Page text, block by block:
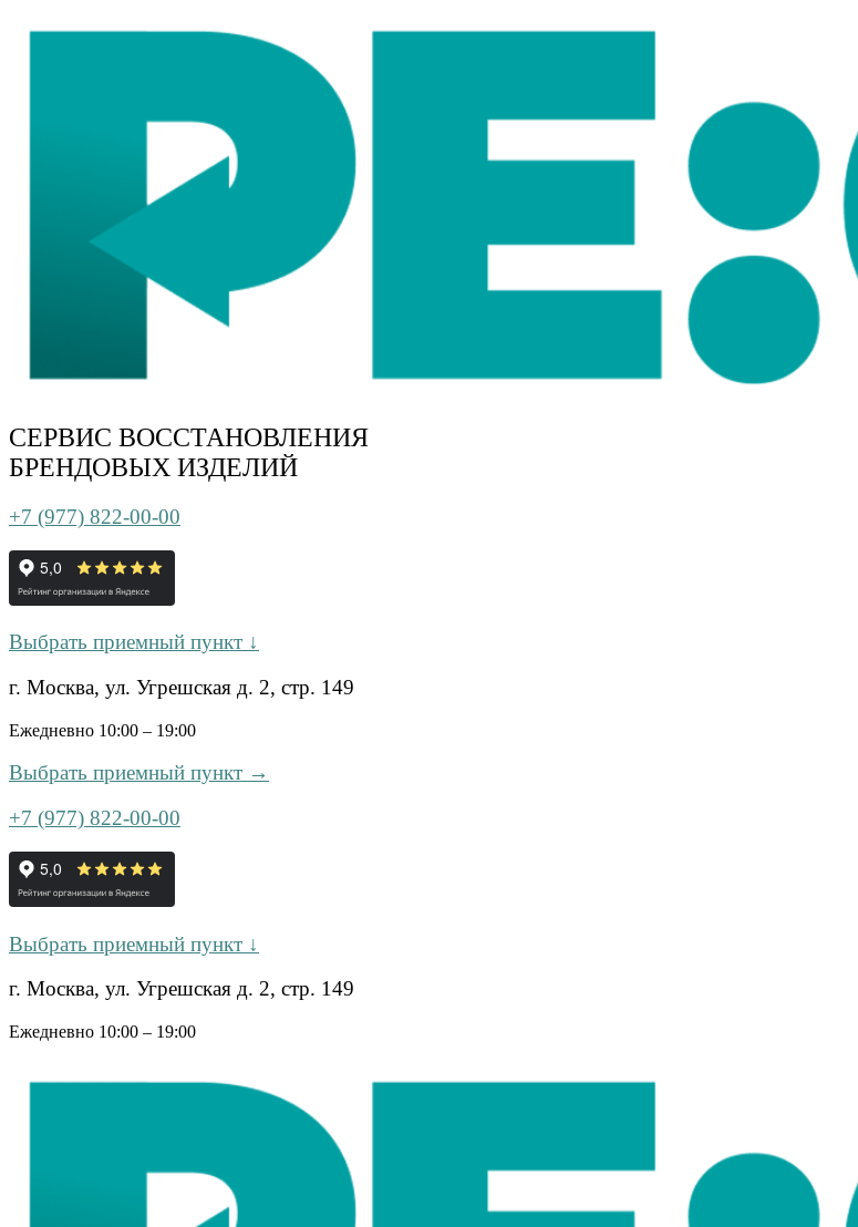
СЕРВИС ВОССТАНОВЛЕНИЯ
БРЕНДОВЫХ ИЗДЕЛИЙ
+7 (977) 822-00-00
Выбрать приемный пункт ↓
г. Москва, ул. Угрешская д. 2, стр. 149
Ежедневно 10:00 – 19:00
Выбрать приемный пункт →
+7 (977) 822-00-00
Выбрать приемный пункт ↓
г. Москва, ул. Угрешская д. 2, стр. 149
Ежедневно 10:00 – 19:00